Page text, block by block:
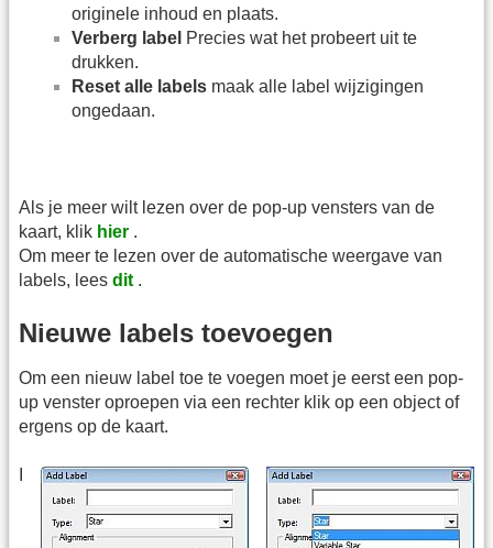
originele inhoud en plaats.
Verberg label Precies wat het probeert uit te
drukken.
Reset alle labels maak alle label wijzigingen
ongedaan.
Als je meer wilt lezen over de pop-up vensters van de
kaart, klik hier .
Om meer te lezen over de automatische weergave van
labels, lees dit .
Nieuwe labels toevoegen
Om een nieuw label toe te voegen moet je eerst een pop-
up venster oproepen via een rechter klik op een object of
ergens op de kaart.